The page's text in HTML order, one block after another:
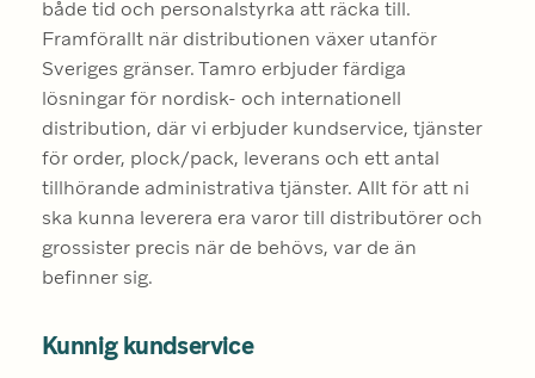
både tid och personalstyrka att räcka till.
Framförallt när distributionen växer utanför
Sveriges gränser. Tamro erbjuder färdiga
lösningar för nordisk- och internationell
distribution, där vi erbjuder kundservice, tjänster
för order, plock/pack, leverans och ett antal
tillhörande administrativa tjänster. Allt för att ni
ska kunna leverera era varor till distributörer och
grossister precis när de behövs, var de än
befinner sig.
Kunnig kundservice